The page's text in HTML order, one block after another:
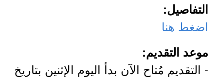
التفاصيل:
اضغط هنا
موعد التقديم:
- التقديم مُتاح الآن بدأ اليوم الإثنين بتاريخ